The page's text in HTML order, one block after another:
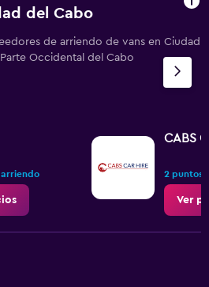
del Cabo
de arriendo de vans en Ciudad
Occidental del Cabo
CABS
2 puntos
Ver